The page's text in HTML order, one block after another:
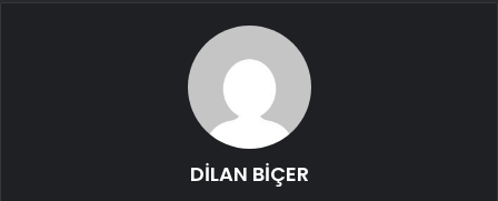
DİLAN BİÇER